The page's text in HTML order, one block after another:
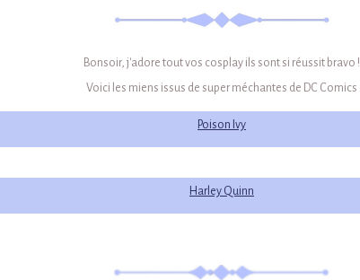
Bonsoir, j'adore tout vos cosplay ils sont si réussit bravo !
Voici les miens issus de super méchantes de DC Comics
Poison Ivy
Harley Quinn